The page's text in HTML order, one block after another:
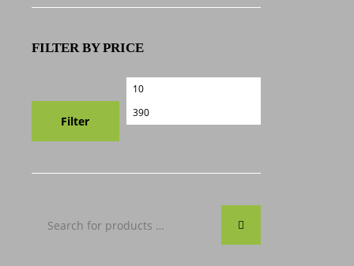
FILTER BY PRICE
Min.
Preis
Filter